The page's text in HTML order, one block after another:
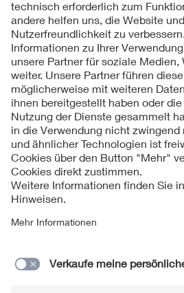
Folgen Sie uns
Kontakte
Service
Impressum
Datenschutzinformationen
Cookie Hinweise
Lieferantenportal